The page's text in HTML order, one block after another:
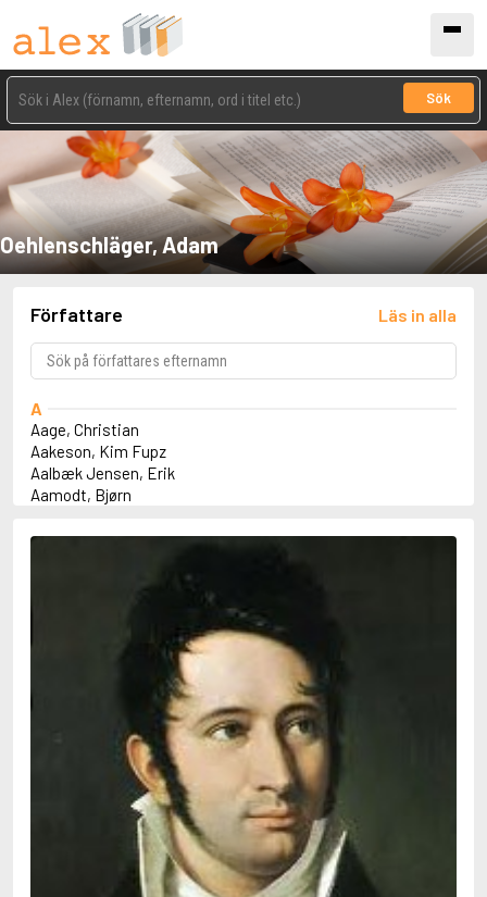
Sök
Oehlenschläger, Adam
Författare Läs in alla
A
Aage, Christian
Aakeson, Kim Fupz
Aalbæk Jensen, Erik
Aamodt, Bjørn
Abbey, Kieran
Abdolah, Kader
Abele, Inga
Abgarjan, Narine
Aboulela, Leila
Abrahams, Peter (f. 1919)
Abrahams, Peter (f. 1947)
Abrahamson, Emmy
Abu-Jaber, Diana